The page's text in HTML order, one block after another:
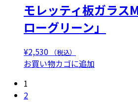
モレッティ板ガラス
ローグリーン」
¥2,530 （税込）
お買い物カゴに追加
1
2